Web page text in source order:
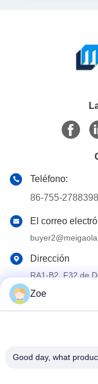
Teléfono:
86-755-
El correo
Dirección
RA1-B2, F32 de
Derecho de autor
Zoe
Good day, what